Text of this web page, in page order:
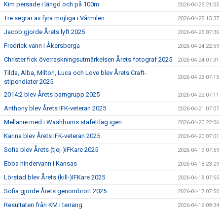
Kim persade i längd och på 100m 2026-04-25 21:05
Tre segrar av fyra möjliga i Vårmilen 2026-04-25 15:37
Jacob gjorde Årets lyft 2025 2026-04-25 07:36
Fredrick vann i Åkersberga 2026-04-24 22:59
Christer fick överraskningsutmärkelsen Årets fotograf 2025 2026-04-24 07:31
Tilda, Alba, Milton, Luca och Love blev Årets Craft-
stipendiater 2025
2026-04-23 07:15
2014:2 blev Årets barngrupp 2025 2026-04-22 07:11
Anthony blev Årets IFK-veteran 2025 2026-04-21 07:07
Mellanie med i Washburns stafettlag igen 2026-04-20 22:06
Karina blev Årets IFK-veteran 2025 2026-04-20 07:01
Sofia blev Årets (tjej-)IFKare 2025 2026-04-19 07:59
Ebba hindervann i Kansas 2026-04-18 23:29
Lörstad blev Årets (kill-)IFKare 2025 2026-04-18 07:55
Sofia gjorde Årets genombrott 2025 2026-04-17 07:50
Resultaten från KM i terräng 2026-04-16 09:34